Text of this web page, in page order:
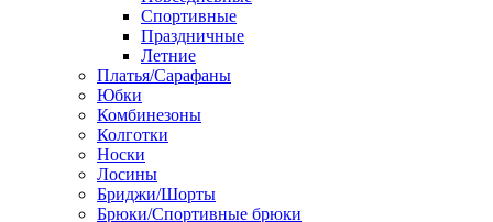
Спортивные
Праздничные
Летние
Платья/Сарафаны
Юбки
Комбинезоны
Колготки
Носки
Лосины
Бриджи/Шорты
Брюки/Спортивные брюки